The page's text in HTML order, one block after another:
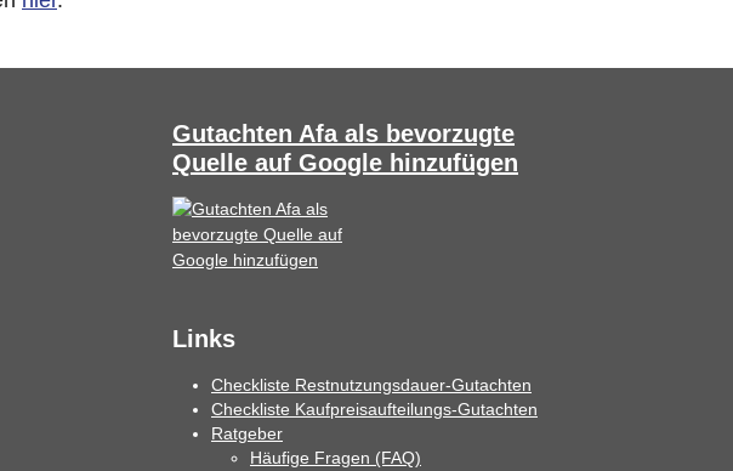
Gutachten Afa als bevorzugte
Quelle auf Google hinzufügen
Links
Checkliste Restnutzungsdauer-Gutachten
Checkliste Kaufpreisaufteilungs-Gutachten
Ratgeber
Häufige Fragen (FAQ)